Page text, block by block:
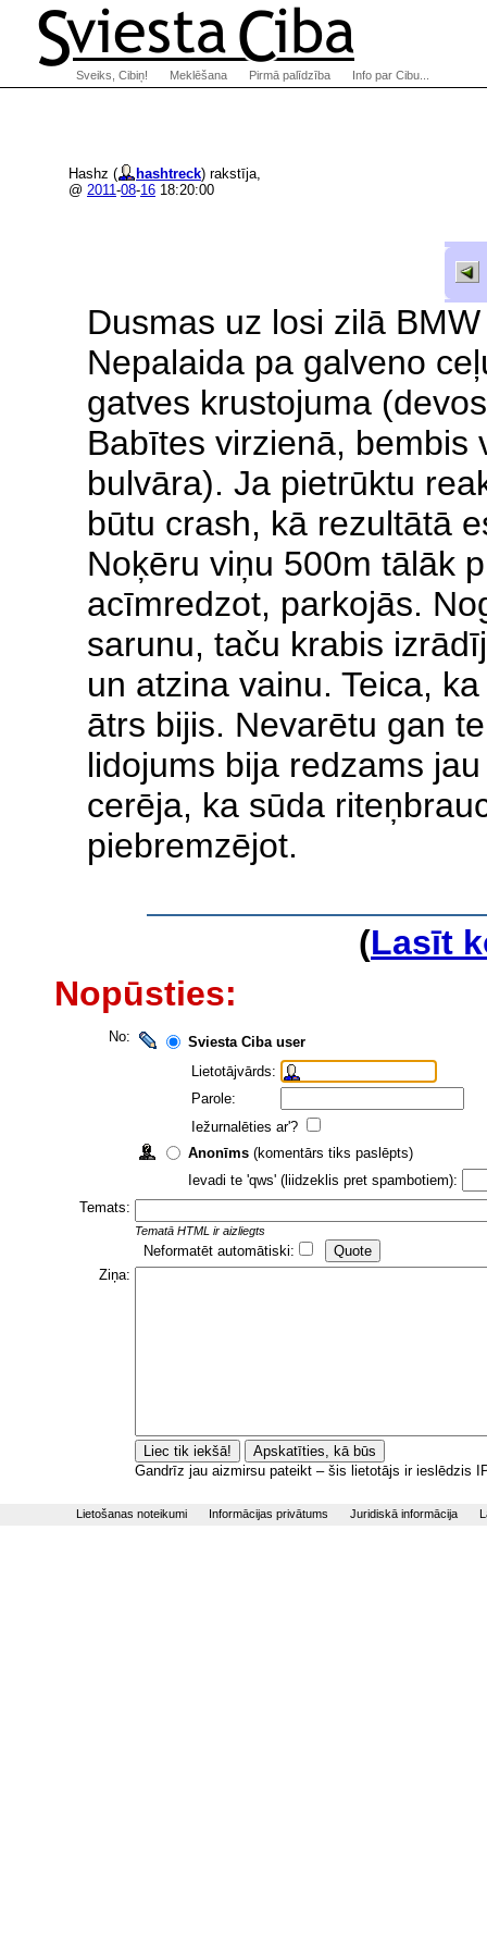
Hashz ( hashtreck) rakstīja,
@ 2011-08-16 18:20:00
Dusmas uz losi zilā
Nepalaida pa galveno
gatves krustojuma
Babītes virzienā, bembis
bulvāra). Ja pietrūktu
būtu crash, kā rezultātā
Noķēru viņu 500m tālāk
acīmredzot, parkojās.
sarunu, taču krabis
un atzina vainu. Teica,
ātrs bijis. Nevarētu gan
lidojums bija redzams
cerēja, ka sūda
piebremzējot.
(Lasīt
Nopūsties:
No:
Sviesta Ciba user
Lietotājvārds:
Parole:
Iežurnalēties ar'?
Anonīms (komentārs tiks paslēpts)
Ievadi te 'qws' (liidzeklis pret spambotiem):
Temats:
Tematā HTML ir aizliegts
Neformatēt automātiski:
Ziņa:
Gandrīz jau aizmirsu pateikt – šis lietotājs ir ieslēdzis
Sveiks, Cibiņ! Meklēšana Pirmā palīdzība Info par Cibu...
Lietošanas noteikumi Informācijas privātums Juridiskā informācija